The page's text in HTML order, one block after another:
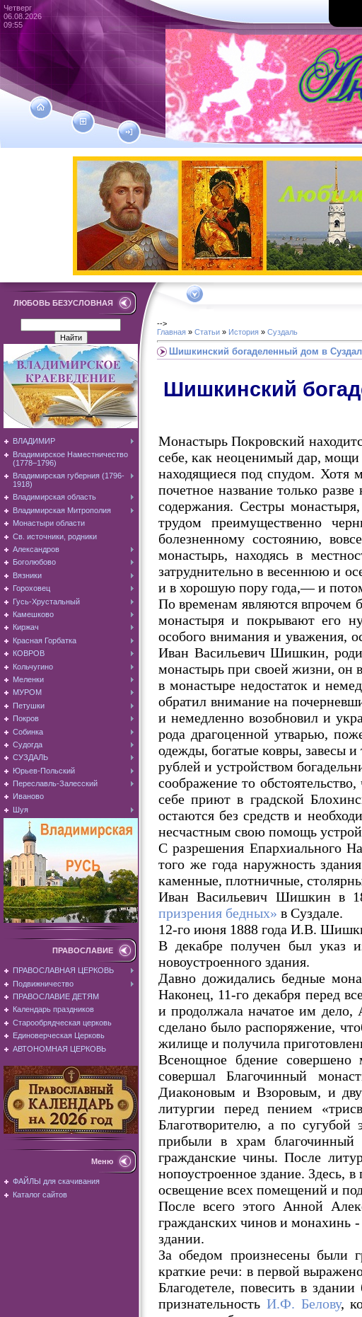
Четверг
06.08.2026
09:55
ЛЮБОВЬ БЕЗУСЛОВНАЯ
ВЛАДИМИР
Владимирское Наместничество
(1778–1796)
Владимирская губерния (1796-
1918)
Владимирская область
Владимирская Митрополия
Монастыри области
Св. источники, родники
Александров
Боголюбово
Вязники
Гороховец
Гусь-Хрустальный
Камешково
Киржач
Красная Горбатка
КОВРОВ
Кольчугино
Меленки
МУРОМ
Петушки
Покров
Собинка
Судогда
СУЗДАЛЬ
Юрьев-Польский
Переславль-Залесский
Иваново
Шуя
ПРАВОСЛАВИЕ
ПРАВОСЛАВНАЯ ЦЕРКОВЬ
Подвижничество
ПРАВОСЛАВИЕ ДЕТЯМ
Календарь праздников
Старообрядческая церковь
Единоверческая Церковь
АВТОНОМНАЯ ЦЕРКОВЬ
Меню
ФАЙЛЫ для скачивания
Каталог сайтов
-->
Главная » Статьи » История » Суздаль
Шишкинский богаделенный дом в
Шишкинский
Монастырь Покровский
себе, как неоценимый дар,
находящиеся под спудом. Хотя
почетное название только
содержания. Сестры
трудом преимущественно
болезненному состоянию,
монастырь, находясь в
затруднительно в весеннюю и
и в хорошую пору года,— и
По временам являются впрочем
монастыря и покрывают его
особого внимания и уважения,
Иван Васильевич Шишкин,
монастырь при своей жизни, он
в монастыре недостаток и
обратил внимание на
и немедленно возобновил и
рода драгоценной утварью,
одежды, богатые ковры, завесы
рублей и устройством
соображение то
себе приют в градской
остаются без средств и
несчастным свою помощь
С разрешения Епархиального
того же года наружность
каменные, плотничные,
Иван Васильевич Шишкин в
призрения бедных» в Суздале.
12-го июня 1888 года И.В.
В декабре получен был указ
новоустроенного здания.
Давно дожидались бедные
Наконец, 11-го декабря перед
и продолжала начатое им
сделано было распоряжение,
жилище и получила
Всенощное бдение
совершал Благочинный
Диаконовым и Взоровым, и
литургии перед пением
Благотворителю, а по
прибыли в храм благочинный
гражданские чины. После
нопоустроенное здание. Здесь,
освещение всех помещений и
После всего этого Анной
гражданских чинов и монахинь
здании.
За обедом произнесены были
краткие речи: в первой
Благодетеле, повесить в
признательность И.Ф. Белову,